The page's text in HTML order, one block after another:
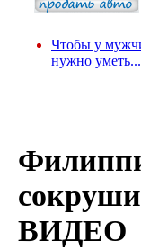
Чтобы у
нужно уметь...
ВИДЕО